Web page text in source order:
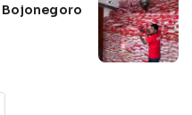
Bojonegoro